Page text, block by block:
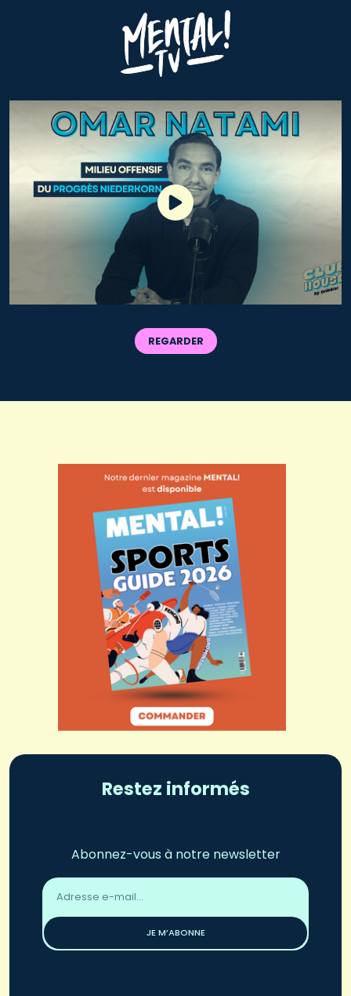
REGARDER
Restez informés
Abonnez-vous à notre newsletter
Adresse
email
JE M’ABONNE